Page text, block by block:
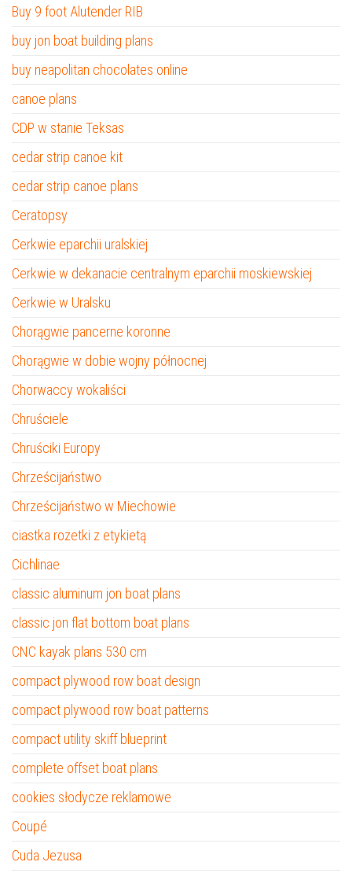
Buy 9 foot Alutender RIB
buy jon boat building plans
buy neapolitan chocolates online
canoe plans
CDP w stanie Teksas
cedar strip canoe kit
cedar strip canoe plans
Ceratopsy
Cerkwie eparchii uralskiej
Cerkwie w dekanacie centralnym eparchii moskiewskiej
Cerkwie w Uralsku
Chorągwie pancerne koronne
Chorągwie w dobie wojny północnej
Chorwaccy wokaliści
Chruściele
Chruściki Europy
Chrześcijaństwo
Chrześcijaństwo w Miechowie
ciastka rozetki z etykietą
Cichlinae
classic aluminum jon boat plans
classic jon flat bottom boat plans
CNC kayak plans 530 cm
compact plywood row boat design
compact plywood row boat patterns
compact utility skiff blueprint
complete offset boat plans
cookies słodycze reklamowe
Coupé
Cuda Jezusa